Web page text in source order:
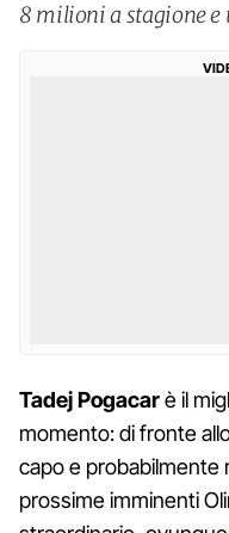
8 milioni a stagione
Tadej Pogacarè il
momento: di fronte
capo e probabilmente
prossime imminenti